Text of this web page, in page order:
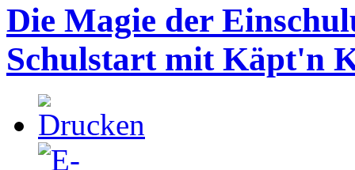
Die Magie der
Schulstart mit Käpt'n